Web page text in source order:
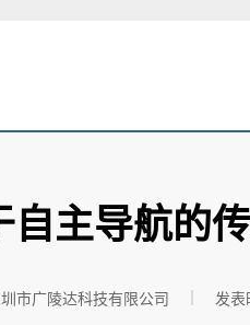
主导航的
市广陵达科技有限公司 发表